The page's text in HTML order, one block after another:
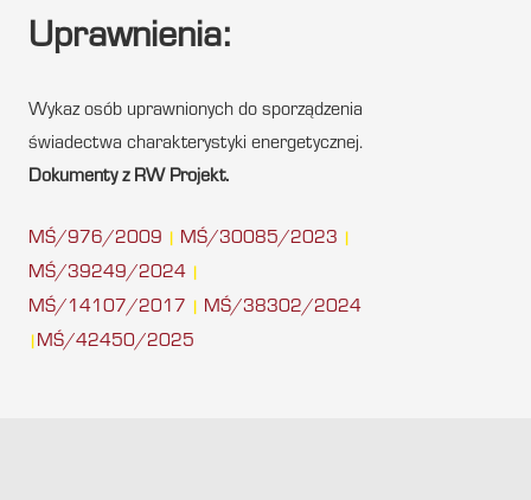
Uprawnienia:
Wykaz osób uprawnionych do sporządzenia
świadectwa charakterystyki energetycznej.
Dokumenty z RW Projekt.
MŚ/976/2009 MŚ/30085/2023
MŚ/39249/2024
MŚ/14107/2017 MŚ/38302/2024
MŚ/42450/2025